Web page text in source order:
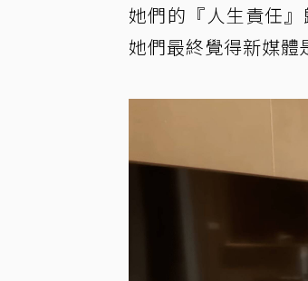
她們的『人生責任
她們最終覺得新媒體